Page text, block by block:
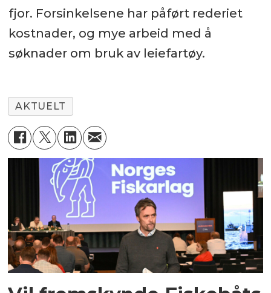
fjor. Forsinkelsene har påført rederiet
kostnader, og mye arbeid med å
søknader om bruk av leiefartøy.
AKTUELT